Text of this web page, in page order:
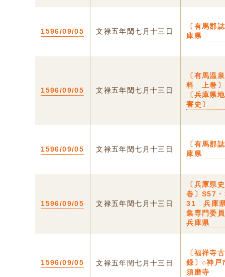
1596/09/05 文禄五年閏七月十三日
〔有馬郡
庫県
1596/09/05 文禄五年閏七月十三日
〔有馬温
料 上巻
〔兵庫県
害史〕
1596/09/05 文禄五年閏七月十三日
〔有馬郡
庫県
1596/09/05 文禄五年閏七月十三日
〔兵庫県
巻〕S57
31 兵庫
集専門委
兵庫県
1596/09/05 文禄五年閏七月十三日
〔福祥寺
録〕○神戸
須磨寺